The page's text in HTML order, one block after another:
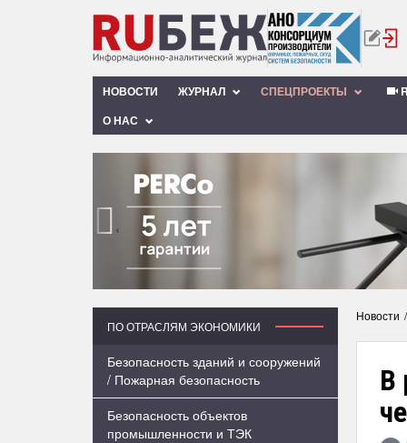
НОВОСТИ ЖУРНАЛ СПЕЦПРОЕКТЫ
О НАС
‹
ПО ОТРАСЛЯМ ЭКОНОМИКИ
Безопасность зданий и сооружений
/ Пожарная безопасность
Безопасность объектов
промышленности и ТЭК
Новости
В